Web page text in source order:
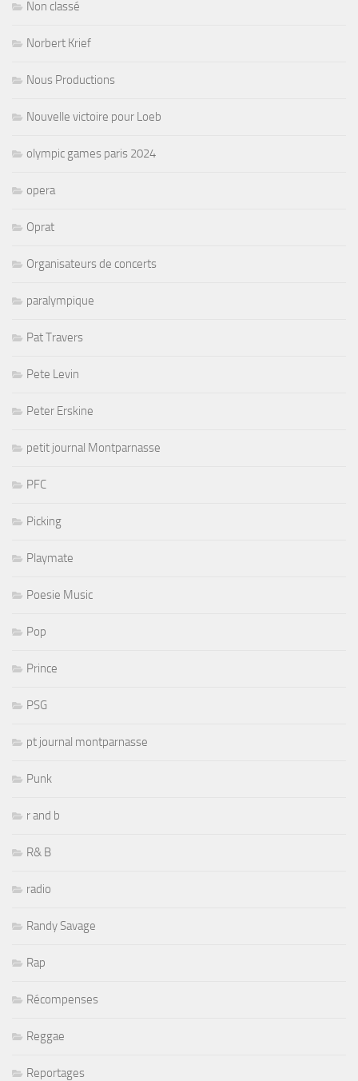
Non classé
Norbert Krief
Nous Productions
Nouvelle victoire pour Loeb
olympic games paris 2024
opera
Oprat
Organisateurs de concerts
paralympique
Pat Travers
Pete Levin
Peter Erskine
petit journal Montparnasse
PFC
Picking
Playmate
Poesie Music
Pop
Prince
PSG
pt journal montparnasse
Punk
r and b
R& B
radio
Randy Savage
Rap
Récompenses
Reggae
Reportages